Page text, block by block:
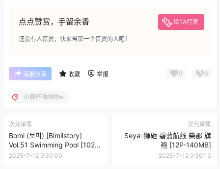
点点赞赏，手留余香 给TA打赏
还没有人赞赏，快来当第一个赞赏的人吧！
海报分享 收藏 举报 0 0
小容仔咕咕咕w
次元单集
Bomi (보미) [Bimilstory]
Vol.51 Swimming Pool [102P-
762MB]
2025-7-12 9:30:00
次元单集
Seya-狮砸 碧蓝航线 柴郡 旗
袍 [12P-140MB]
2025-7-12 9:30:13